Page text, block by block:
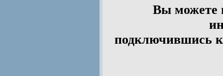
Вы можете
подключившись к